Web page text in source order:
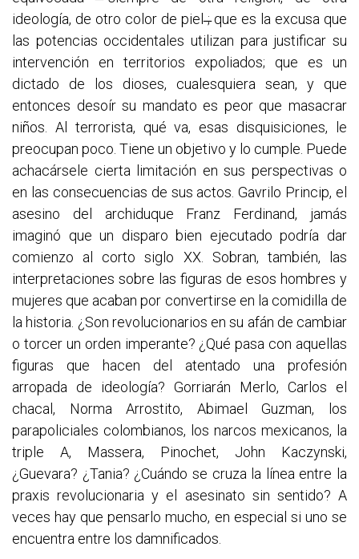
ideología, de otro color de piel ̶; que es la excusa que
las potencias occidentales utilizan para justificar su
intervención en territorios expoliados; que es un
dictado de los dioses, cualesquiera sean, y que
entonces desoír su mandato es peor que masacrar
niños. Al terrorista, qué va, esas disquisiciones, le
preocupan poco. Tiene un objetivo y lo cumple. Puede
achacársele cierta limitación en sus perspectivas o
en las consecuencias de sus actos. Gavrilo Princip, el
asesino del archiduque Franz Ferdinand, jamás
imaginó que un disparo bien ejecutado podría dar
comienzo al corto siglo XX. Sobran, también, las
interpretaciones sobre las figuras de esos hombres y
mujeres que acaban por convertirse en la comidilla de
la historia. ¿Son revolucionarios en su afán de cambiar
o torcer un orden imperante? ¿Qué pasa con aquellas
figuras que hacen del atentado una profesión
arropada de ideología? Gorriarán Merlo, Carlos el
chacal, Norma Arrostito, Abimael Guzman, los
parapoliciales colombianos, los narcos mexicanos, la
triple A, Massera, Pinochet, John Kaczynski,
¿Guevara? ¿Tania? ¿Cuándo se cruza la línea entre la
praxis revolucionaria y el asesinato sin sentido? A
veces hay que pensarlo mucho, en especial si uno se
encuentra entre los damnificados.